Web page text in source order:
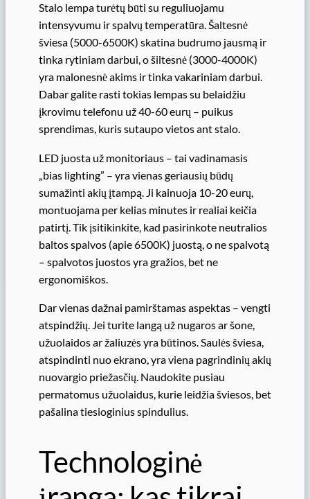
Stalo lempa turėtų būti su reguliuojamu
intensyvumu ir spalvų temperatūra. Šaltesnė
šviesa (5000-6500K) skatina budrumo jausmą ir
tinka rytiniam darbui, o šiltesnė (3000-4000K)
yra malonesnė akims ir tinka vakariniam darbui.
Dabar galite rasti tokias lempas su belaidžiu
įkrovimu telefonu už 40-60 eurų – puikus
sprendimas, kuris sutaupo vietos ant stalo.
LED juosta už monitoriaus – tai vadinamasis
„bias lighting” – yra vienas geriausių būdų
sumažinti akių įtampą. Ji kainuoja 10-20 eurų,
montuojama per kelias minutes ir realiai keičia
patirtį. Tik įsitikinkite, kad pasirinkote neutralios
baltos spalvos (apie 6500K) juostą, o ne spalvotą
– spalvotos juostos yra gražios, bet ne
ergonomiškos.
Dar vienas dažnai pamirštamas aspektas – vengti
atspindžių. Jei turite langą už nugaros ar šone,
užuolaidos ar žaliuzės yra būtinos. Saulės šviesa,
atspindinti nuo ekrano, yra viena pagrindinių akių
nuovargio priežasčių. Naudokite pusiau
permatomus užuolaidus, kurie leidžia šviesos, bet
pašalina tiesioginius spindulius.
Technologinė